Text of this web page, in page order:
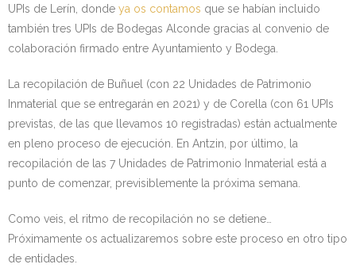
UPIs de Lerín, donde ya os contamos que se habían incluido
también tres UPIs de Bodegas Alconde gracias al convenio de
colaboración firmado entre Ayuntamiento y Bodega.
La recopilación de Buñuel (con 22 Unidades de Patrimonio
Inmaterial que se entregarán en 2021) y de Corella (con 61 UPIs
previstas, de las que llevamos 10 registradas) están actualmente
en pleno proceso de ejecución. En Antzin, por último, la
recopilación de las 7 Unidades de Patrimonio Inmaterial está a
punto de comenzar, previsiblemente la próxima semana.
Como veis, el ritmo de recopilación no se detiene…
Próximamente os actualizaremos sobre este proceso en otro tipo
de entidades.